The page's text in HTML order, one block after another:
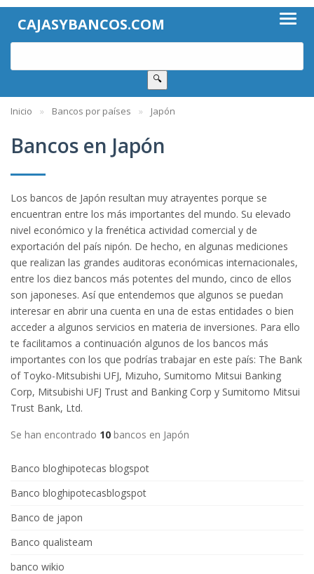
CAJASYBANCOS.COM
🔍
Inicio Bancos por países Japón
Bancos en Japón
Los bancos de Japón resultan muy atrayentes porque se
encuentran entre los más importantes del mundo. Su elevado
nivel económico y la frenética actividad comercial y de
exportación del país nipón. De hecho, en algunas mediciones
que realizan las grandes auditoras económicas internacionales,
entre los diez bancos más potentes del mundo, cinco de ellos
son japoneses. Así que entendemos que algunos se puedan
interesar en abrir una cuenta en una de estas entidades o bien
acceder a algunos servicios en materia de inversiones. Para ello
te facilitamos a continuación algunos de los bancos más
importantes con los que podrías trabajar en este país: The Bank
of Toyko-Mitsubishi UFJ, Mizuho, Sumitomo Mitsui Banking
Corp, Mitsubishi UFJ Trust and Banking Corp y Sumitomo Mitsui
Trust Bank, Ltd.
Se han encontrado 10 bancos en Japón
Banco bloghipotecas blogspot
Banco bloghipotecasblogspot
Banco de japon
Banco qualisteam
banco wikio